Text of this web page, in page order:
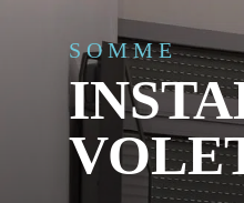
SOMME